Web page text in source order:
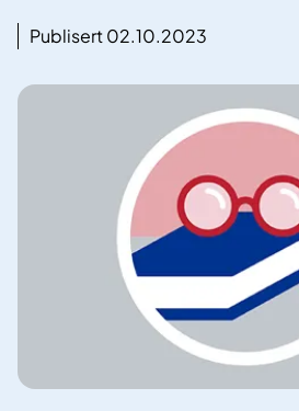
Publisert 02.10.2023